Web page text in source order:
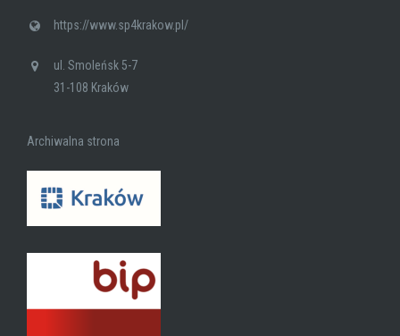
https://www.sp4krakow.pl/
ul. Smoleńsk 5-7
31-108 Kraków
Archiwalna strona